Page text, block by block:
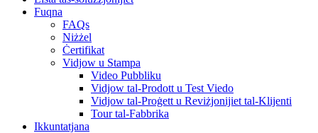
Fuqna
FAQs
Niżżel
Ċertifikat
Vidjow u Stampa
Video Pubbliku
Vidjow tal-Prodott u Test Viedo
Vidjow tal-Proġett u Reviżjonijiet tal-Klijenti
Tour tal-Fabbrika
Ikkuntatjana